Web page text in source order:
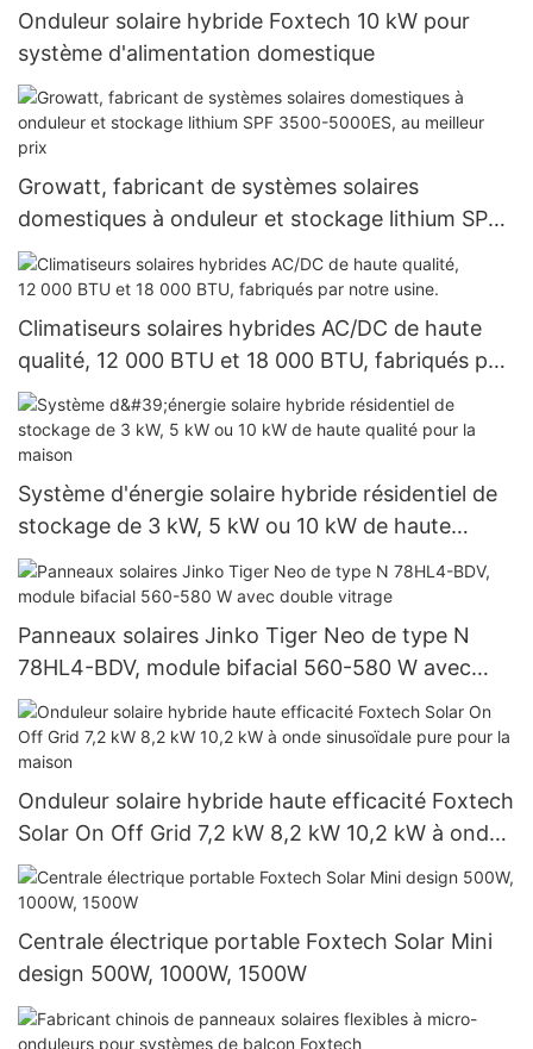
Onduleur solaire hybride Foxtech 10 kW pour
système d'alimentation domestique
Growatt, fabricant de systèmes solaires
domestiques à onduleur et stockage lithium SPF
3500-5000ES, au meilleur prix
Climatiseurs solaires hybrides AC/DC de haute
qualité, 12 000 BTU et 18 000 BTU, fabriqués par
notre usine.
Système d'énergie solaire hybride résidentiel de
stockage de 3 kW, 5 kW ou 10 kW de haute
qualité pour la maison
Panneaux solaires Jinko Tiger Neo de type N
78HL4-BDV, module bifacial 560-580 W avec
double vitrage
Onduleur solaire hybride haute efficacité Foxtech
Solar On Off Grid 7,2 kW 8,2 kW 10,2 kW à onde
sinusoïdale pure pour la maison
Centrale électrique portable Foxtech Solar Mini
design 500W, 1000W, 1500W